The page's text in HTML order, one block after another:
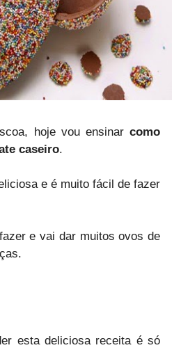
hoje vou ensinar como
caseiro.
e é muito fácil de fazer
e vai dar muitos ovos de
esta deliciosa receita é só